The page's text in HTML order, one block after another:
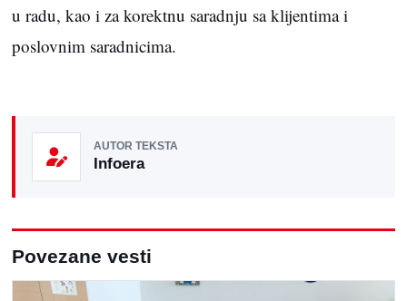
u radu, kao i za korektnu saradnju sa klijentima i
poslovnim saradnicima.
AUTOR TEKSTA
Infoera
Povezane vesti